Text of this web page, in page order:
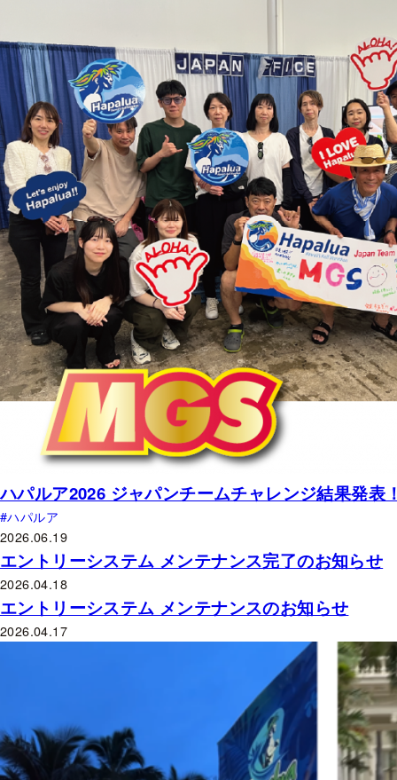
ハパルア2026 ジャパンチームチャレンジ結果発表
ハパルア
2026.06.19
エントリーシステム メンテナンス完了のお知らせ
2026.04.18
エントリーシステム メンテナンスのお知らせ
2026.04.17